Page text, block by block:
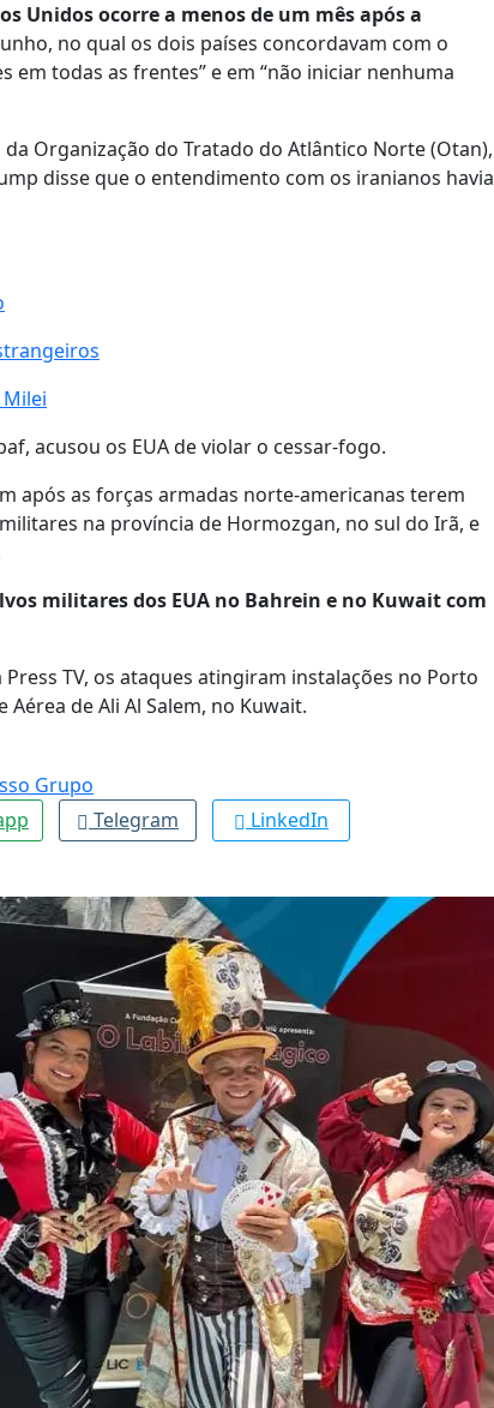
Unidos ocorre a menos de um mês após a
no qual os dois países concordavam com o
todas as frentes” e em “não iniciar nenhuma
Organização do Tratado do Atlântico Norte (Otan),
disse que o entendimento com os iranianos havia
acusou os EUA de violar o cessar-fogo.
após as forças armadas norte-americanas terem
na província de Hormozgan, no sul do Irã, e
militares dos EUA no Bahrein e no Kuwait com
TV, os ataques atingiram instalações no Porto
de Ali Al Salem, no Kuwait.
Telegram LinkedIn